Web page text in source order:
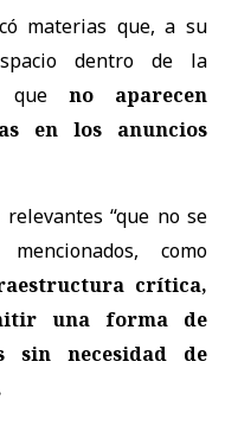
materias que, a su
dentro de la
y queno aparecen
en los anuncios
“que no se
como
crítica,
una forma de
necesidad de